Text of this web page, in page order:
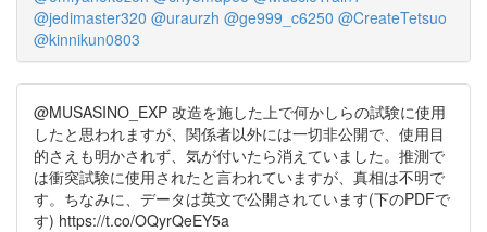
@jedimaster320 @uraurzh @ge999_c6250 @CreateTetsuo
@kinnikun0803
@MUSASINO_EXP 改造を施した上で何かしらの試験に使用
したと思われますが、関係者以外には一切非公開で、使用目
的さえも明かされず、気が付いたら消えていました。推測で
は衝突試験に使用されたと言われていますが、真相は不明で
す。ちなみに、データは英文で公開されています(下のPDFで
す) https://t.co/OQyrQeEY5a